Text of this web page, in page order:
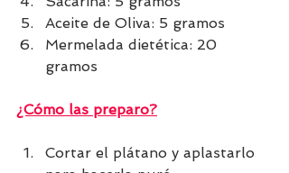
Aceite de Oliva: 5 gramos
Mermelada dietética: 20
gramos
¿Cómo las preparo?
Cortar el plátano y aplastarlo